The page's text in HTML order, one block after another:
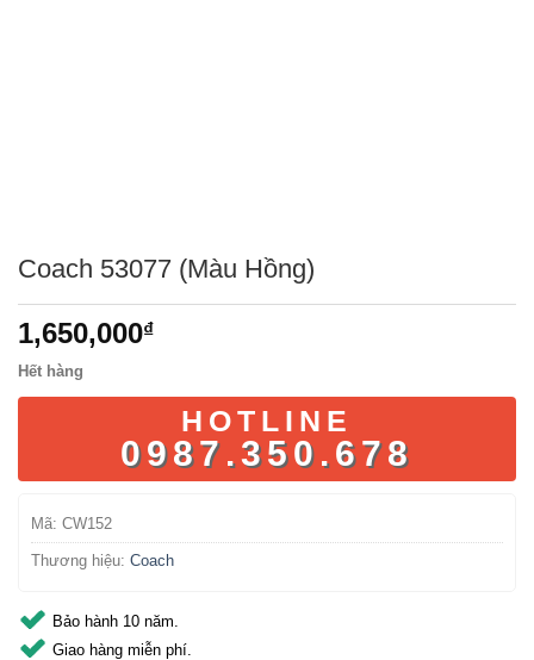
Coach 53077 (Màu Hồng)
1,650,000₫
Hết hàng
HOTLINE
0987.350.678
Mã: CW152
Thương hiệu: Coach
Bảo hành 10 năm.
Giao hàng miễn phí.